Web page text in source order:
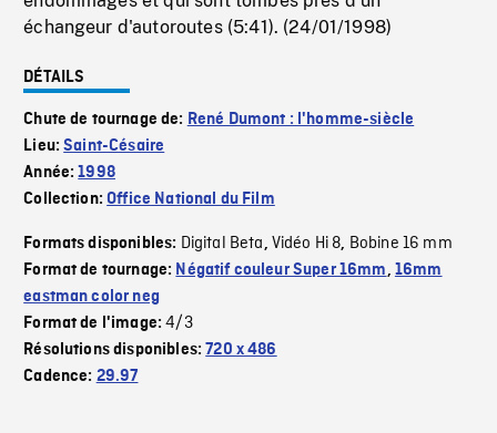
échangeur d'autoroutes (5:41). (24/01/1998)
DÉTAILS
Chute de tournage de: René Dumont : l'homme-siècle
Lieu:Saint-Césaire
Année:1998
Collection:Office National du Film
Formats disponibles: Digital Beta, Vidéo Hi 8, Bobine 16 mm
Format de tournage: Négatif couleur Super 16mm, 16mm
eastman color neg
Format de l'image:4/3
Résolutions disponibles:720 x 486
Cadence: 29.97